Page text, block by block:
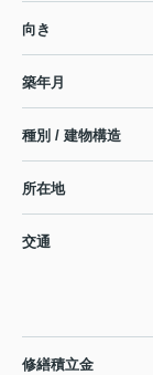
向き
築年月
種別 / 建物構造
所在地
交通
修繕積立金